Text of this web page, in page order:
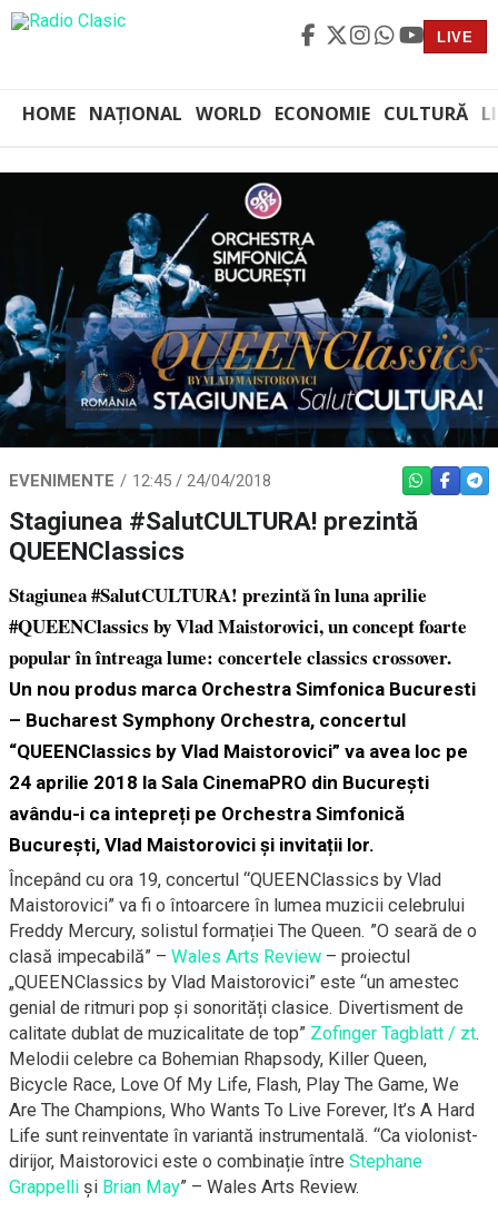
LIVE
HOME NAȚIONAL WORLD ECONOMIE CULTURĂ
EVENIMENTE 12:45 / 24/04/2018 WHATSAPP
Stagiunea #SalutCULTURA! prezintă
QUEENClassics
Stagiunea#SalutCULTURA! prezintă în luna aprilie
#QUEENClassics byVlad Maistorovici, un concept foarte
popular în întreaga lume: concertele classics crossover.
Un nou produs marca Orchestra Simfonica Bucuresti
– Bucharest Symphony Orchestra, concertul
“QUEENClassics by Vlad Maistorovici” va avea loc pe
24 aprilie 2018 la Sala CinemaPRO din București
avându-i ca intepreți pe Orchestra Simfonică
București, Vlad Maistorovici și invitații lor.
Începând cu ora 19, concertul “QUEENClassics by Vlad
Maistorovici” va fi o întoarcere în lumea muzicii celebrului
Freddy Mercury, solistul formației The Queen. ”O seară de o
clasă impecabilă” – Wales Arts Review – proiectul
„QUEENClassics by Vlad Maistorovici” este “un amestec
genial de ritmuri pop și sonorități clasice. Divertisment de
calitate dublat de muzicalitate de top” Zofinger Tagblatt / zt.
Melodii celebre ca Bohemian Rhapsody, Killer Queen,
Bicycle Race, Love Of My Life, Flash, Play The Game, We
Are The Champions, Who Wants To Live Forever, It’s A Hard
Life sunt reinventate în variantă instrumentală. “Ca violonist-
dirijor, Maistorovici este o combinație între Stephane
Grappelli și Brian May” – Wales Arts Review.